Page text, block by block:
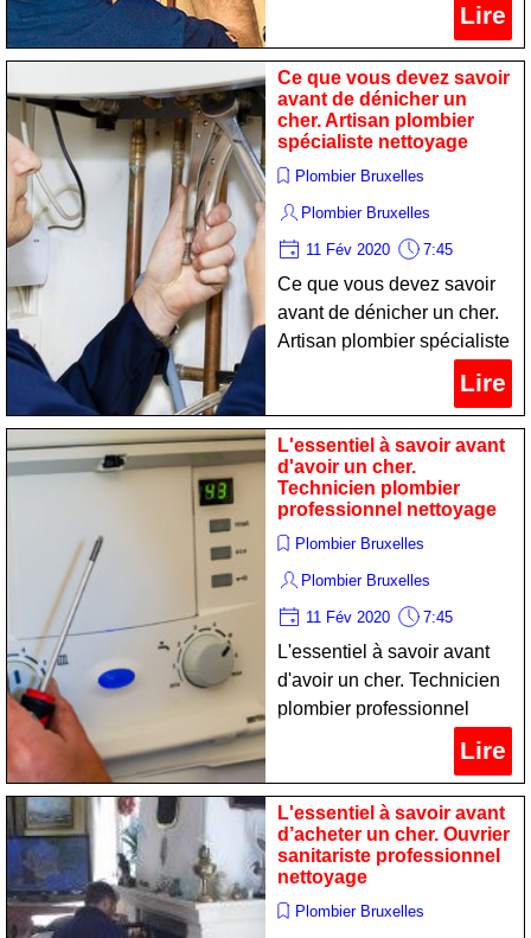
Lire
Ce que vous devez savoir
avant de dénicher un
cher. Artisan plombier
spécialiste nettoyage
Plombier Bruxelles
Plombier Bruxelles
11 Fév 2020 7:45
Ce que vous devez savoir
avant de dénicher un cher.
Artisan plombier spécialiste
Lire
L'essentiel à savoir avant
d'avoir un cher.
Technicien plombier
professionnel nettoyage
Plombier Bruxelles
Plombier Bruxelles
11 Fév 2020 7:45
L'essentiel à savoir avant
d'avoir un cher. Technicien
plombier professionnel
Lire
L'essentiel à savoir avant
d’acheter un cher. Ouvrier
sanitariste professionnel
nettoyage
Plombier Bruxelles